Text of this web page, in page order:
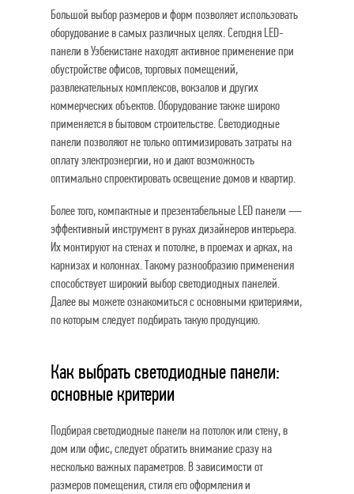
Большой выбор размеров и форм позволяет использовать
оборудование в самых различных целях. Сегодня LED-
панели в Узбекистане находят активное применение при
обустройстве офисов, торговых помещений,
развлекательных комплексов, вокзалов и других
коммерческих объектов. Оборудование также широко
применяется в бытовом строительстве. Светодиодные
панели позволяют не только оптимизировать затраты на
оплату электроэнергии, но и дают возможность
оптимально спроектировать освещение домов и квартир.
Более того, компактные и презентабельные LED панели —
эффективный инструмент в руках дизайнеров интерьера.
Их монтируют на стенах и потолке, в проемах и арках, на
карнизах и колоннах. Такому разнообразию применения
способствует широкий выбор светодиодных панелей.
Далее вы можете ознакомиться с основными критериями,
по которым следует подбирать такую продукцию.
Как выбрать светодиодные панели:
основные критерии
Подбирая светодиодные панели на потолок или стену, в
дом или офис, следует обратить внимание сразу на
несколько важных параметров. В зависимости от
размеров помещения, стиля его оформления и